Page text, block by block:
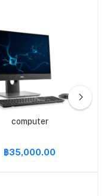
computer
฿35,000.00